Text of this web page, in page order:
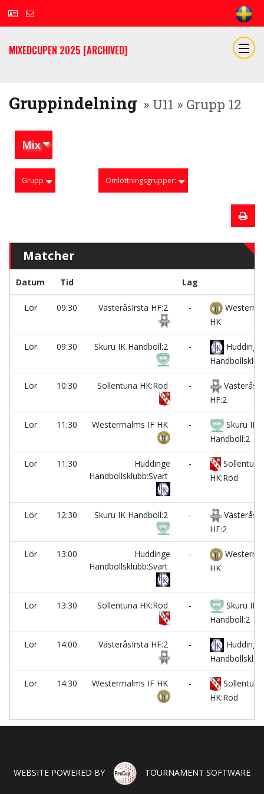
MIXEDCUPEN 2025 [ARCHIVED]
Gruppindelning » U11 » Grupp 12
Mix
Grupp Omlottningsgrupper:
Matcher
Datum Tid Lag
Lör 09:30 VästeråsIrsta HF:2 -
HK
Lör 09:30 Skuru IK Handboll:2 -
Huddinge
Lör 10:30 Sollentuna HK:Röd -
HF:2
Lör 11:30 Westermalms IF HK -
Skuru IK
Handboll:2
Lör 11:30
Huddinge
Handbollsklubb:Svart
-
Sollentuna
HK:Röd
Lör 12:30 Skuru IK Handboll:2 -
HF:2
Lör 13:00
Huddinge
Handbollsklubb:Svart
-
HK
Lör 13:30 Sollentuna HK:Röd -
Skuru IK
Handboll:2
Lör 14:00 VästeråsIrsta HF:2 -
Huddinge
Lör 14:30 Westermalms IF HK -
Sollentuna
HK:Röd
WEBSITE POWERED BY TOURNAMENT SOFTWARE